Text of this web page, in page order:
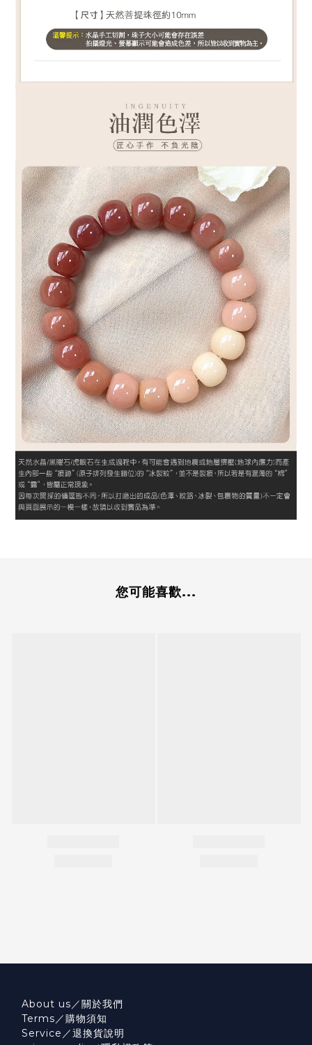
您可能喜歡...
About us／關於我們
Terms／購物須知
Service／退換貨說明